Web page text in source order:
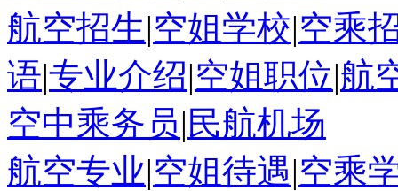
航空招生|空姐学校|空乘
语|专业介绍|空姐职位|航
空中乘务员| 民航机场
航空专业|空姐待遇|空乘